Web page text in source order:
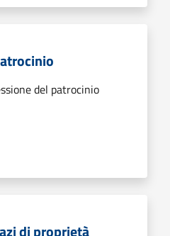
del patrocinio
di proprietà